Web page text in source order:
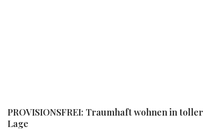
PROVISIONSFREI: Traumhaft wohnen in toller
Lage